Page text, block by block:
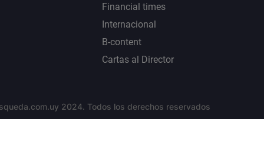
Financial times
Internacional
B-content
Cartas al Director
2024. Todos los derechos reservados